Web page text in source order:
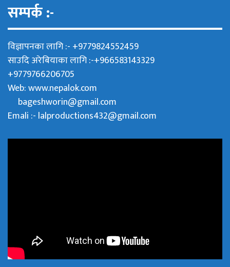
सम्पर्क :-
विज्ञापनका लागि :- +9779824552459
साउदि अरेबियाका लागि :-+966583143329
+9779766206705
Web:www.nepalok.com
bageshworin@gmail.com
Emali :- lalproductions432@gmail.com